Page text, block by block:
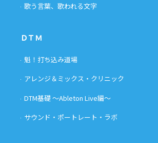
歌う言葉、歌われる文字
ＤＴＭ
魁！打ち込み道場
アレンジ＆ミックス・クリニック
DTM基礎 〜Ableton Live編〜
サウンド・ポートレート・ラボ